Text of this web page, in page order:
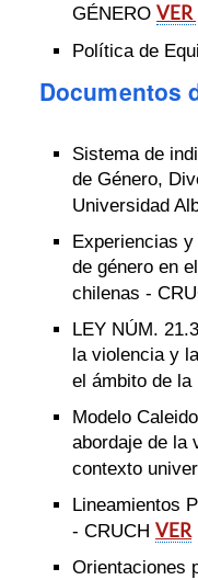
GÉNEROVER
Política de
Documentos
Sistema de
de Género,
Universidad
Experiencias
de género en
chilenas -
LEY NÚM.
la violencia y
el ámbito de
Modelo
abordaje de la
contexto
Lineamientos
- CRUCHVER
Orientaciones